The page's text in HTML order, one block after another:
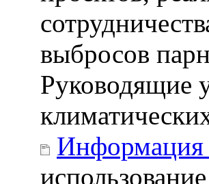
выбросов
Руководящие
Информация